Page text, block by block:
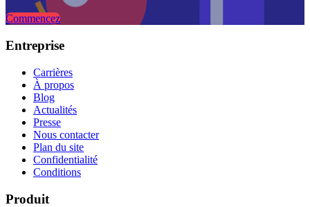
Commencez
Entreprise
Carrières
À propos
Blog
Actualités
Presse
Nous contacter
Plan du site
Confidentialité
Conditions
Produit